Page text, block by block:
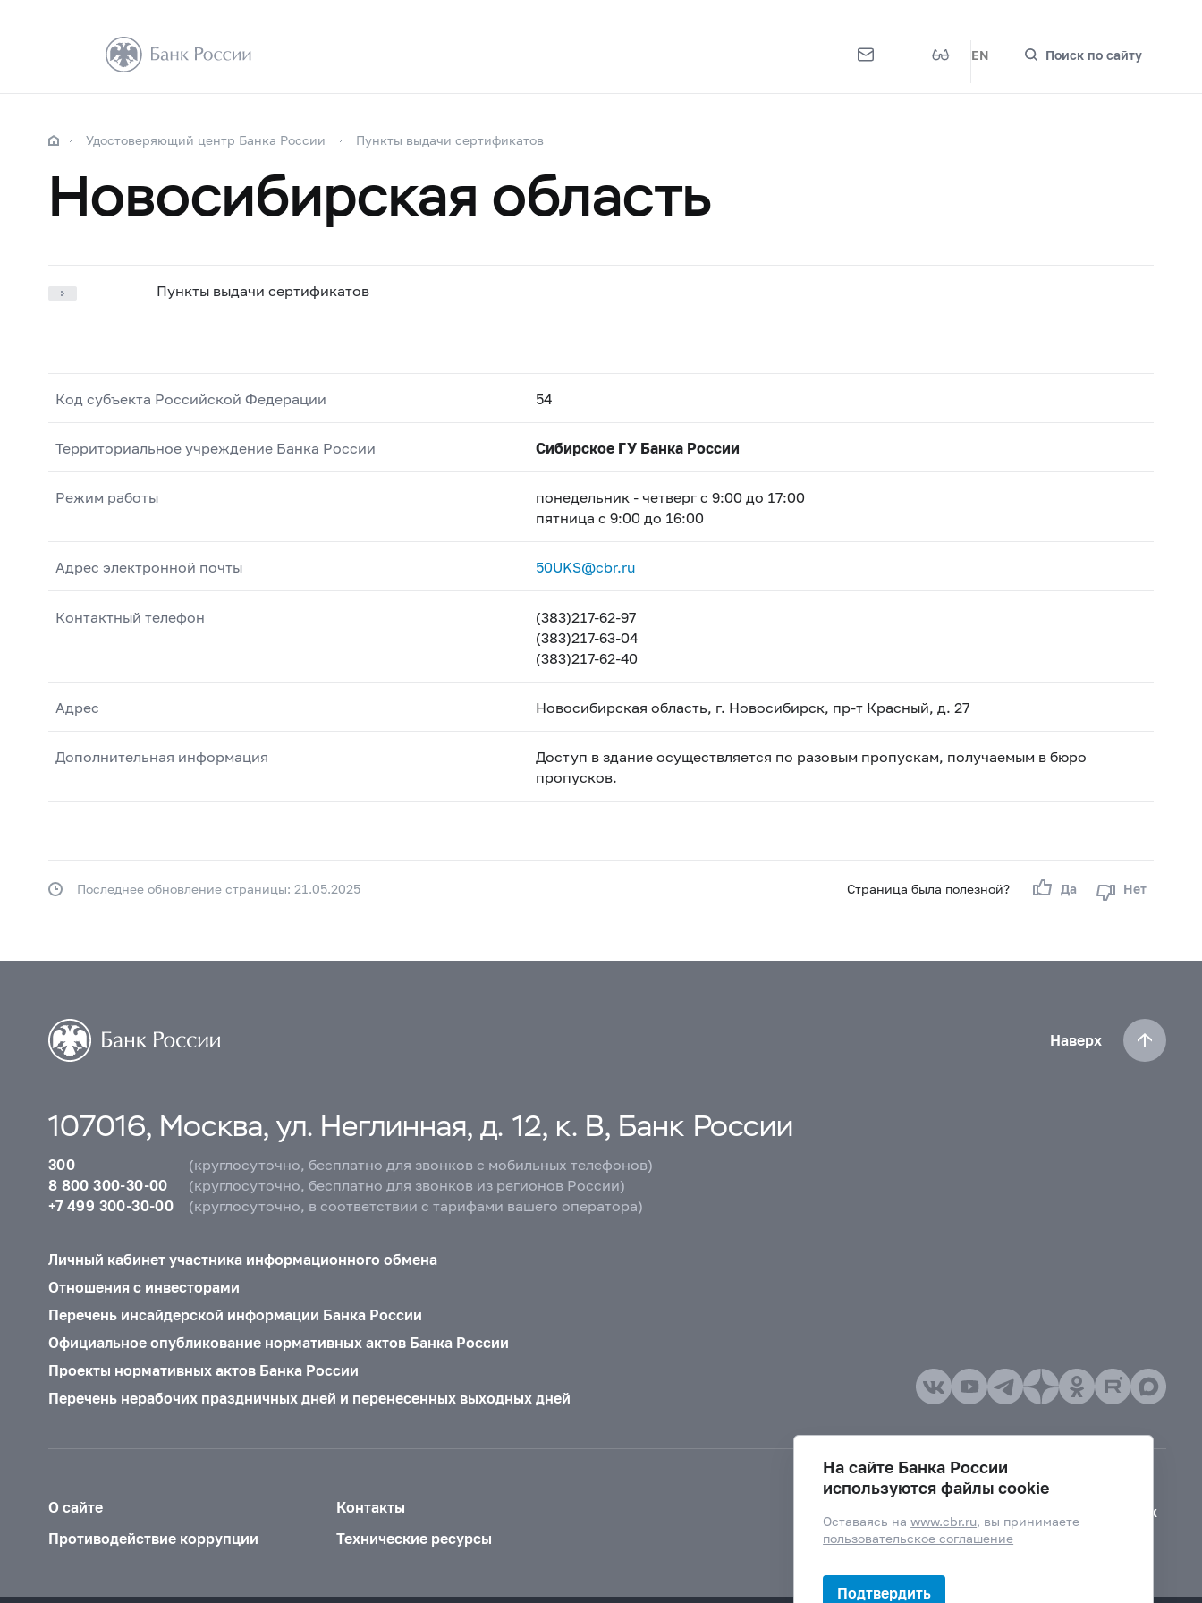
EN Поиск по сайту
Удостоверяющий центр Банка России Пункты выдачи сертификатов
Новосибирская область
Пункты выдачи сертификатов
Код субъекта Российской Федерации 54
Территориальное учреждение Банка России Сибирское ГУ Банка России
Режим работы
понедельник - четверг с 9:00 до 17:00
пятница с 9:00 до 16:00
Адрес электронной почты 50UKS@cbr.ru
Контактный телефон
(383)217-62-97
(383)217-63-04
(383)217-62-40
Адрес Новосибирская область, г. Новосибирск, пр-т Красный, д. 27
Дополнительная информация
Доступ в здание осуществляется по разовым пропускам, получаемым в бюро
пропусков.
Страница была полезной? Да Нет
Последнее обновление страницы: 21.05.2025
Наверх
107016, Москва, ул. Неглинная, д. 12, к. В, Банк России
300
(круглосуточно, бесплатно для звонков с мобильных телефонов)
8 800 300-30-00
(круглосуточно, бесплатно для звонков из регионов России)
+7 499 300-30-00
(круглосуточно, в соответствии с тарифами вашего оператора)
Личный кабинет участника информационного обмена
Отношения с инвесторами
Перечень инсайдерской информации Банка России
Официальное опубликование нормативных актов Банка России
Проекты нормативных актов Банка России
Перечень нерабочих праздничных дней и перенесенных выходных дней
О сайте
Контакты
Противодействие коррупции
Технические ресурсы
Версия для слабовидящих
На сайте Банка России
используются файлы cookie
Оставаясь наwww.cbr.ru, вы принимаете
пользовательское соглашение
Подтвердить